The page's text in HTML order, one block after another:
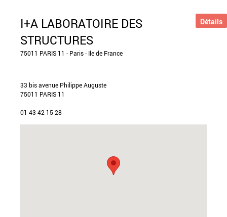
I+A LABORATOIRE DES
STRUCTURES
75011 PARIS 11 - Paris - Ile de France
33 bis avenue Philippe Auguste
75011 PARIS 11
01 43 42 15 28
Détails